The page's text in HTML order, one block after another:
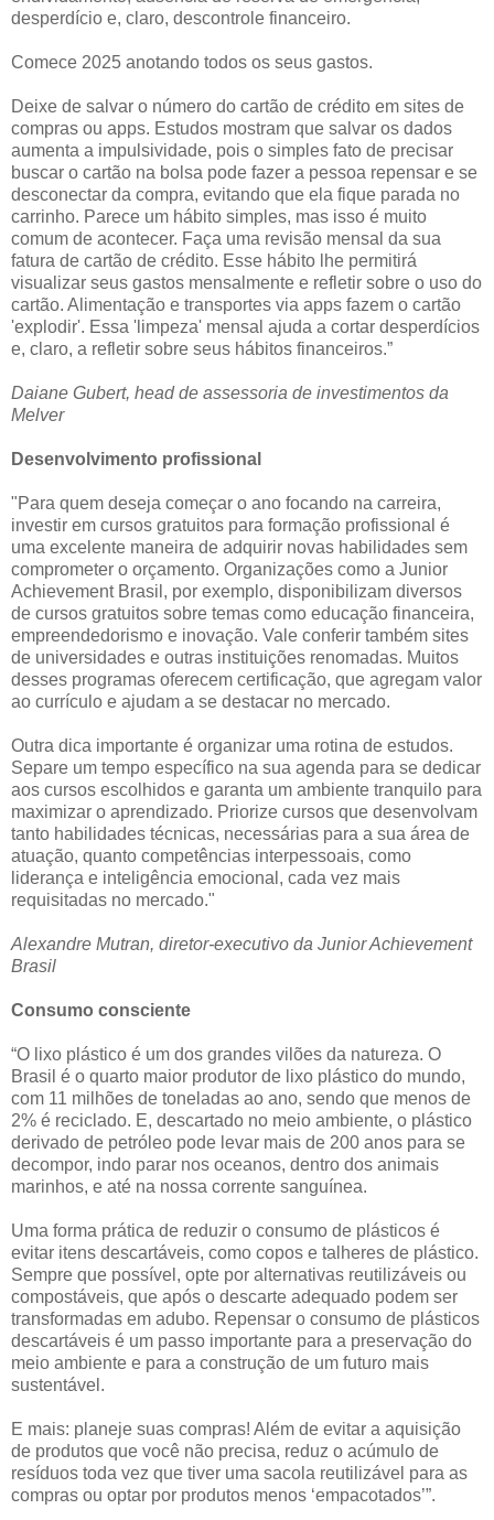
desperdício e, claro, descontrole financeiro.
Comece 2025 anotando todos os seus gastos.
Deixe de salvar o número do cartão de crédito em sites de
compras ou apps. Estudos mostram que salvar os dados
aumenta a impulsividade, pois o simples fato de precisar
buscar o cartão na bolsa pode fazer a pessoa repensar e se
desconectar da compra, evitando que ela fique parada no
carrinho. Parece um hábito simples, mas isso é muito
comum de acontecer. Faça uma revisão mensal da sua
fatura de cartão de crédito. Esse hábito lhe permitirá
visualizar seus gastos mensalmente e refletir sobre o uso do
cartão. Alimentação e transportes via apps fazem o cartão
'explodir'. Essa 'limpeza' mensal ajuda a cortar desperdícios
e, claro, a refletir sobre seus hábitos financeiros.”
Daiane Gubert, head de assessoria de investimentos da
Melver
Desenvolvimento profissional
"Para quem deseja começar o ano focando na carreira,
investir em cursos gratuitos para formação profissional é
uma excelente maneira de adquirir novas habilidades sem
comprometer o orçamento. Organizações como a Junior
Achievement Brasil, por exemplo, disponibilizam diversos
de cursos gratuitos sobre temas como educação financeira,
empreendedorismo e inovação. Vale conferir também sites
de universidades e outras instituições renomadas. Muitos
desses programas oferecem certificação, que agregam valor
ao currículo e ajudam a se destacar no mercado.
Outra dica importante é organizar uma rotina de estudos.
Separe um tempo específico na sua agenda para se dedicar
aos cursos escolhidos e garanta um ambiente tranquilo para
maximizar o aprendizado. Priorize cursos que desenvolvam
tanto habilidades técnicas, necessárias para a sua área de
atuação, quanto competências interpessoais, como
liderança e inteligência emocional, cada vez mais
requisitadas no mercado."
Alexandre Mutran, diretor-executivo da Junior Achievement
Brasil
Consumo consciente
“O lixo plástico é um dos grandes vilões da natureza. O
Brasil é o quarto maior produtor de lixo plástico do mundo,
com 11 milhões de toneladas ao ano, sendo que menos de
2% é reciclado. E, descartado no meio ambiente, o plástico
derivado de petróleo pode levar mais de 200 anos para se
decompor, indo parar nos oceanos, dentro dos animais
marinhos, e até na nossa corrente sanguínea.
Uma forma prática de reduzir o consumo de plásticos é
evitar itens descartáveis, como copos e talheres de plástico.
Sempre que possível, opte por alternativas reutilizáveis ou
compostáveis, que após o descarte adequado podem ser
transformadas em adubo. Repensar o consumo de plásticos
descartáveis é um passo importante para a preservação do
meio ambiente e para a construção de um futuro mais
sustentável.
E mais: planeje suas compras! Além de evitar a aquisição
de produtos que você não precisa, reduz o acúmulo de
resíduos toda vez que tiver uma sacola reutilizável para as
compras ou optar por produtos menos ‘empacotados’”.